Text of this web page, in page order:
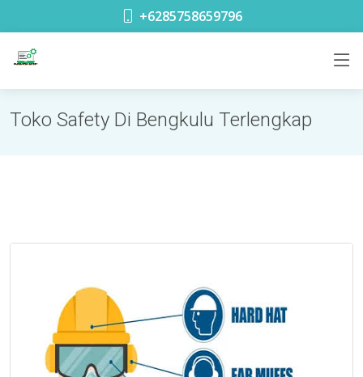
toko safety terdekat di Glodok Jakarta
+6285758659796
Toko Safety Di Bengkulu Terlengkap